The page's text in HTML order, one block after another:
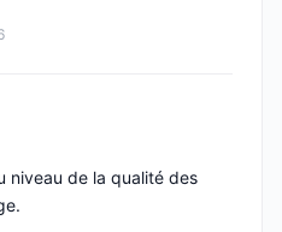
niveau de la qualité des